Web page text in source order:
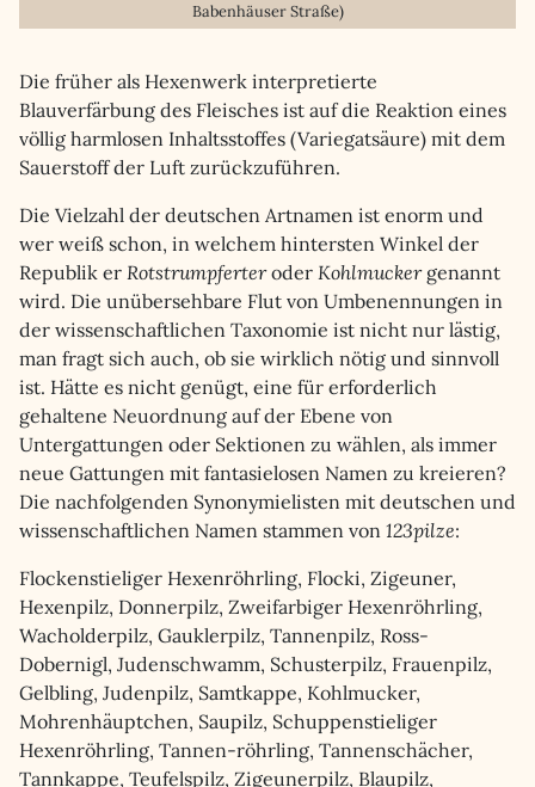
Babenhäuser Straße)
Die früher als Hexenwerk interpretierte
Blauverfärbung des Fleisches ist auf die Reaktion eines
völlig harmlosen Inhaltsstoffes (Variegatsäure) mit dem
Sauerstoff der Luft zurückzuführen.
Die Vielzahl der deutschen Artnamen ist enorm und
wer weiß schon, in welchem hintersten Winkel der
Republik er Rotstrumpferteroder Kohlmuckergenannt
wird. Die unübersehbare Flut von Umbenennungen in
der wissenschaftlichen Taxonomie ist nicht nur lästig,
man fragt sich auch, ob sie wirklich nötig und sinnvoll
ist. Hätte es nicht genügt, eine für erforderlich
gehaltene Neuordnung auf der Ebene von
Untergattungen oder Sektionen zu wählen, als immer
neue Gattungen mit fantasielosen Namen zu kreieren?
Die nachfolgenden Synonymielisten mit deutschen und
wissenschaftlichen Namen stammen von 123pilze:
Flockenstieliger Hexenröhrling, Flocki, Zigeuner,
Hexenpilz, Donnerpilz, Zweifarbiger Hexenröhrling,
Wacholderpilz, Gauklerpilz, Tannenpilz, Ross-
Dobernigl, Judenschwamm, Schusterpilz, Frauenpilz,
Gelbling, Judenpilz, Samtkappe, Kohlmucker,
Mohrenhäuptchen, Saupilz, Schuppenstieliger
Hexenröhrling, Tannen-röhrling, Tannenschächer,
Tannkappe, Teufelspilz, Zigeunerpilz, Blaupilz,